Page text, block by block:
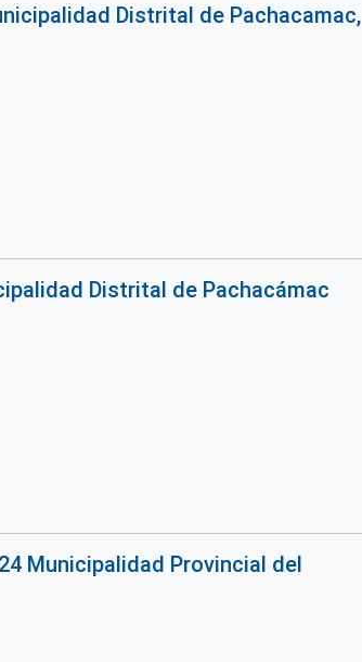
Distrital de Pachacamac,
Distrital de Pachacámac
Municipalidad Provincial del